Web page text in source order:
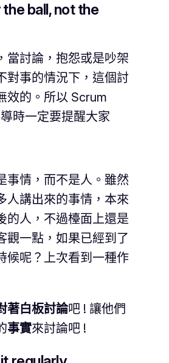
the ball, not the
當討論，抱怨或是吵架
對事的情況下，這個討
效的。所以 Scrum
時一定要提醒大家
事情，而不是人。雖然
人講出來的事情，本來
的人，不過檯面上還是
觀一點，如果已經到了
候呢？上次看到一種作
著白板討論吧 ! 讓他們
事實來討論吧 !